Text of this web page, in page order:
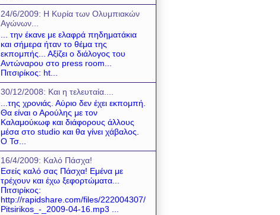
24/6/2009: Η Κυρία των Ολυμπιακών
Αγώνων...
... την έκανε με ελαφρά πηδηματάκια
και σήμερα ήταν το θέμα της
εκπομπής... Αξίζει ο διάλογος του
Αντώναρου στο press room...
Πιτσιρίκος: ht...
30/12/2008: Και η τελευταία....
...της χρονιάς. Αύριο δεν έχει εκπομπή.
Θα είναι ο Αρούλης με τον
Καλαμούκωφ και διάφορους άλλους
μέσα στο studio και θα γίνει χάβαλος.
Ο Τσ...
16/4/2009: Kαλό Πάσχα!
Εσείς καλό σας Πάσχα! Εμένα με
τρέχουν και έχω ξεφορτώματα...
Πιτσιρίκος:
http://rapidshare.com/files/222004307/
Pitsirikos_-_2009-04-16.mp3 ...